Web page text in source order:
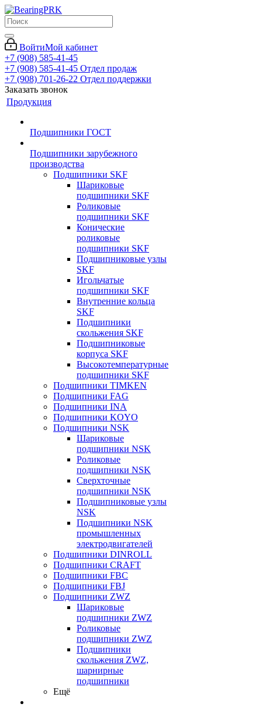
ВойтиМой кабинет
+7 (908) 585-41-45
+7 (908) 585-41-45 Отдел продаж
+7 (908) 701-26-22 Отдел поддержки
Заказать звонок
Продукция
Подшипники ГОСТ
Подшипники зарубежного
производства
Подшипники SKF
Шариковые
подшипники SKF
Роликовые
подшипники SKF
Конические
роликовые
подшипники SKF
Подшипниковые узлы
SKF
Игольчатые
подшипники SKF
Внутренние кольца
SKF
Подшипники
скольжения SKF
Подшипниковые
корпуса SKF
Высокотемпературные
подшипники SKF
Подшипники TIMKEN
Подшипники FAG
Подшипники INA
Подшипники KOYO
Подшипники NSK
Шариковые
подшипники NSK
Роликовые
подшипники NSK
Сверхточные
подшипники NSK
Подшипниковые узлы
NSK
Подшипники NSK
промышленных
электродвигателей
Подшипники DINROLL
Подшипники CRAFT
Подшипники FBC
Подшипники FBJ
Подшипники ZWZ
Шариковые
подшипники ZWZ
Роликовые
подшипники ZWZ
Подшипники
скольжения ZWZ,
шарнирные
подшипники
Ещё